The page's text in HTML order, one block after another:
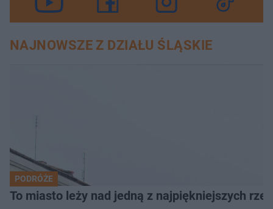
NAJNOWSZE Z DZIAŁU ŚLĄSKIE
PODRÓŻE
To miasto leży nad jedną z najpiękniejszych